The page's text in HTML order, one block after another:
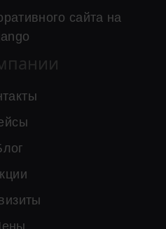
сайта на